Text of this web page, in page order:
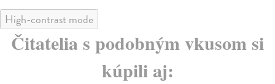
High-contrast mode
Čitatelia s podobným vkusom si
kúpili aj: